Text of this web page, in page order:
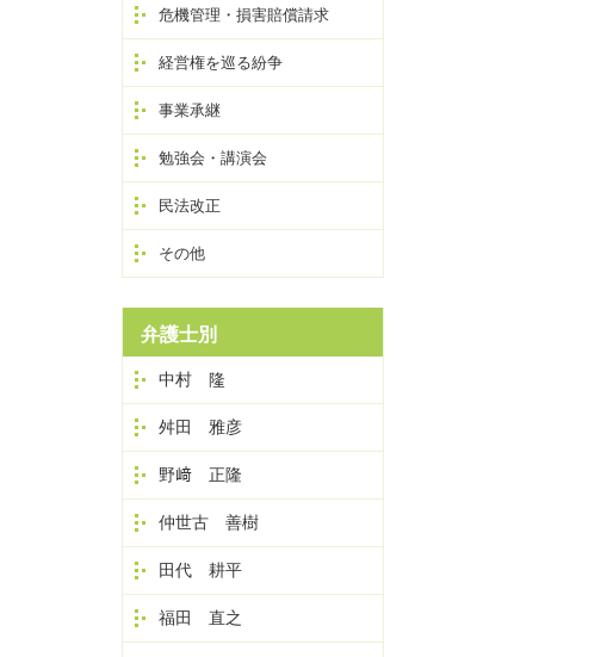
危機管理・損害賠償請求
経営権を巡る紛争
事業承継
勉強会・講演会
民法改正
その他
弁護士別
中村 隆
舛田 雅彦
野﨑 正隆
仲世古 善樹
田代 耕平
福田 直之